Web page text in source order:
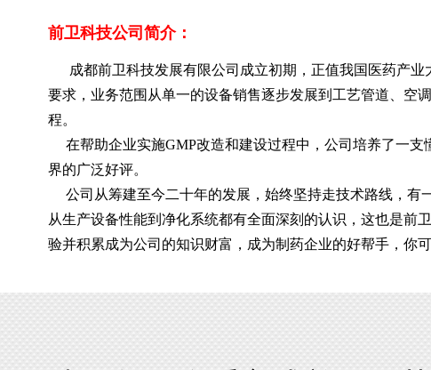
前卫科技公司简介：
成都前卫科技发展有限公司成立初期，正值我国医药产业
要求，业务范围从单一的设备销售逐步发展到工艺管道、空
程。
在帮助企业实施GMP改造和建设过程中，公司培养了一支
界的广泛好评。
公司从筹建至今二十年的发展，始终坚持走技术路线，有
从生产设备性能到净化系统都有全面深刻的认识，这也是前
验并积累成为公司的知识财富，成为制药企业的好帮手，你可